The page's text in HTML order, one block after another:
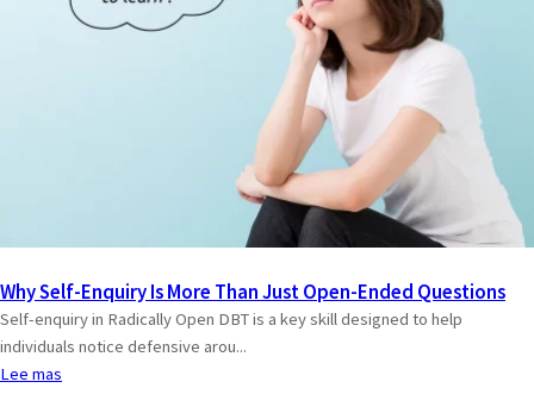
Why Self-Enquiry Is More Than Just Open-Ended Questions
Self-enquiry in Radically Open DBT is a key skill designed to help
individuals notice defensive arou...
Lee mas